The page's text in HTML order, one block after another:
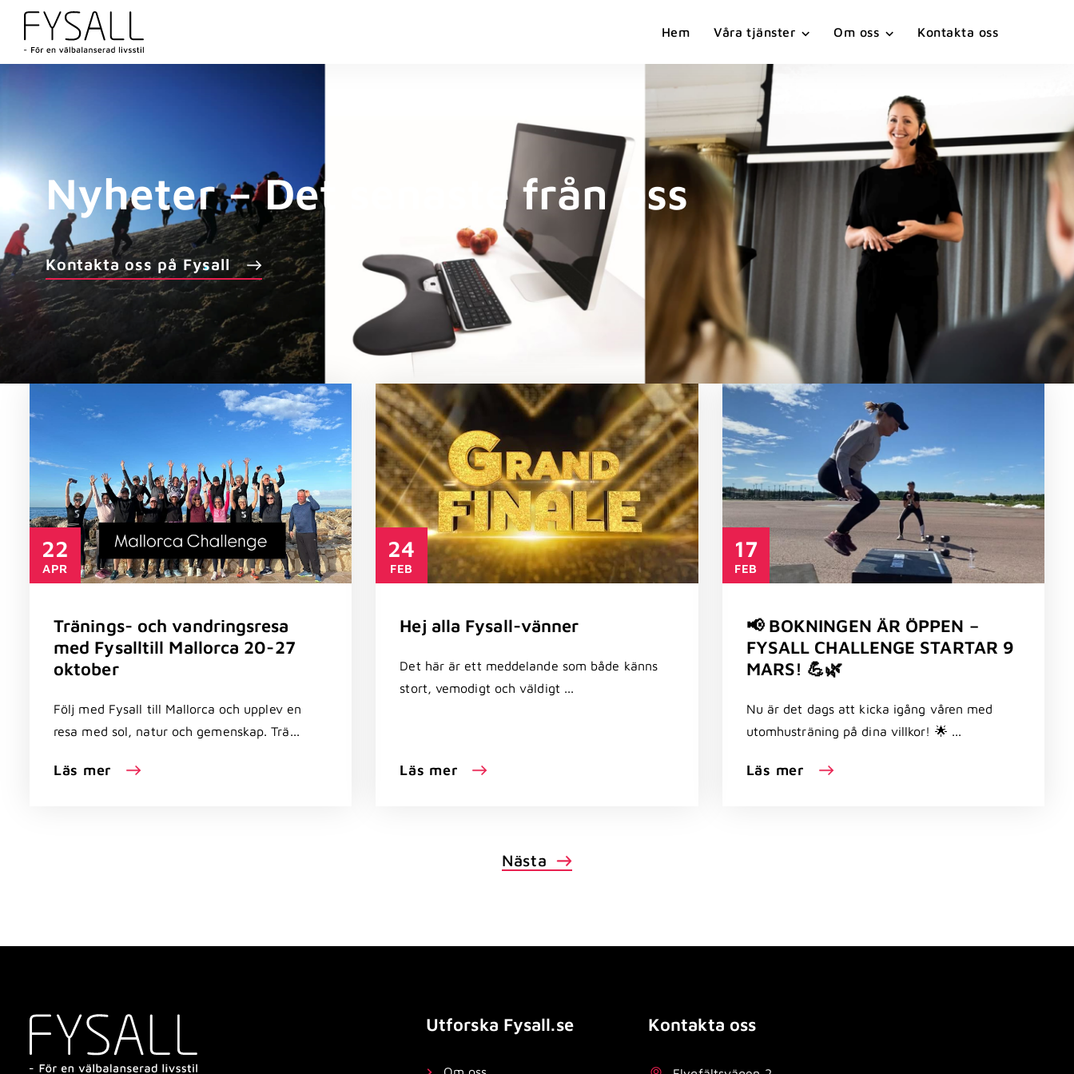
Hem Våra tjänster Om oss Kontakta oss
Nyheter – Det senaste från oss
Kontakta oss på Fysall
22
APR
Tränings- och vandringsresa
med Fysalltill Mallorca 20-27
oktober
Följ med Fysall till Mallorca och upplev en
resa med sol, natur och gemenskap. Trä...
Läs mer
24
FEB
Hej alla Fysall-vänner
Det här är ett meddelande som både känns
stort, vemodigt och väldigt ...
Läs mer
17
FEB
📢 BOKNINGEN ÄR ÖPPEN –
FYSALL CHALLENGE STARTAR 9
MARS! 💪🌿
Nu är det dags att kicka igång våren med
utomhusträning på dina villkor! 🌟 ...
Läs mer
Nästa
Utforska Fysall.se Kontakta oss